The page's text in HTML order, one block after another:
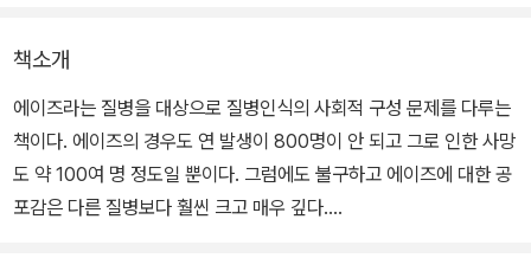
책소개
에이즈라는 질병을 대상으로 질병인식의 사회적 구성 문제를 다루는
책이다. 에이즈의 경우도 연 발생이 800명이 안 되고 그로 인한 사망
도 약 100여 명 정도일 뿐이다. 그럼에도 불구하고 에이즈에 대한 공
포감은 다른 질병보다 훨씬 크고 매우 깊다.